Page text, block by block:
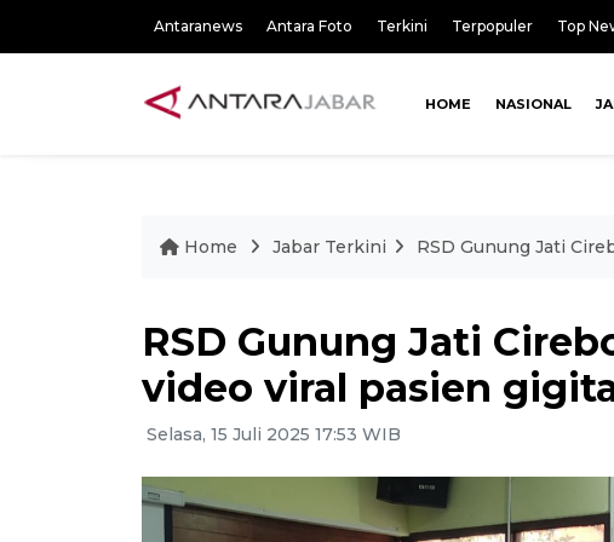
Antaranews Antara Foto Terkini Terpopuler Top
HOME NASIONAL
Home Jabar Terkini RSD Gunung Jati
RSD Gunung Jati
video viral pasien
Selasa, 15 Juli 2025 17:53 WIB